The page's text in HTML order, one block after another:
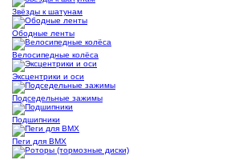
Звёзды к шатунам
Ободные ленты
Велосипедные колёса
Эксцентрики и оси
Подседельные зажимы
Подшипники
Пеги для BMX